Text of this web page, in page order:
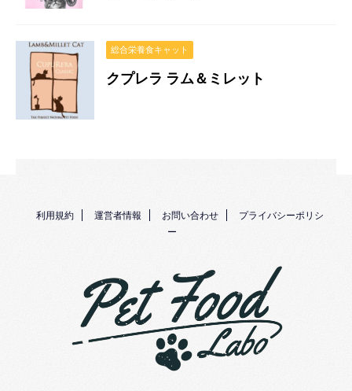
総合栄養食キャット
クプレラ ラム＆ミレット
利用規約 運営者情報 お問い合わせ
プライバシーポリシ
ー